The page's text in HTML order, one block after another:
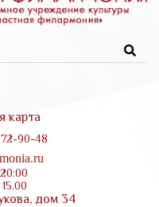
90-48
дом 34